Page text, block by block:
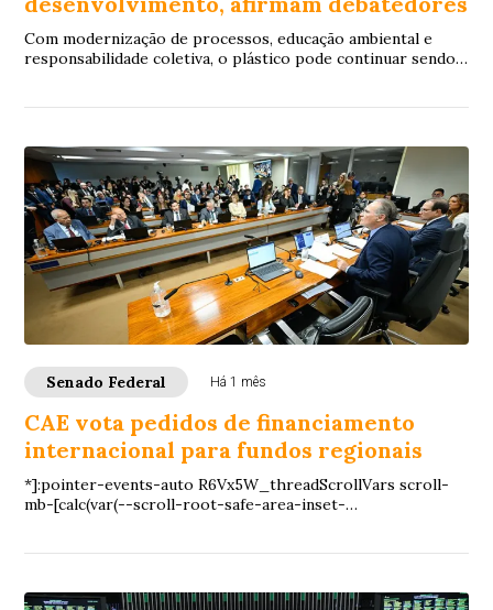
Com modernização de processos, educação ambiental e
responsabilidade coletiva, o plástico pode continuar sendo
Senado Federal Há 1 mês
CAE vota pedidos de financiamento
internacional para fundos regionais
*]:pointer-events-auto R6Vx5W_threadScrollVars scroll-
mb-[calc(var(--scroll-root-safe-area-inset-